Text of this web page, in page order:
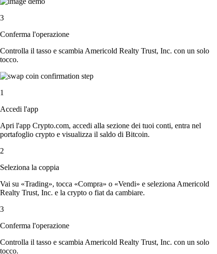
3
Conferma l'operazione
Controlla il tasso e scambia Americold Realty Trust, Inc. con un solo
tocco.
1
Accedi l'app
Apri l'app Crypto.com, accedi alla sezione dei tuoi conti, entra nel
portafoglio crypto e visualizza il saldo di Bitcoin.
2
Seleziona la coppia
Vai su «Trading», tocca «Compra» o «Vendi» e seleziona Americold
Realty Trust, Inc. e la crypto o fiat da cambiare.
3
Conferma l'operazione
Controlla il tasso e scambia Americold Realty Trust, Inc. con un solo
tocco.